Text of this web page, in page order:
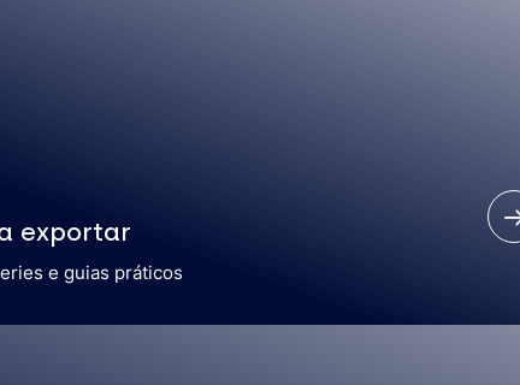
exportar
e guias práticos